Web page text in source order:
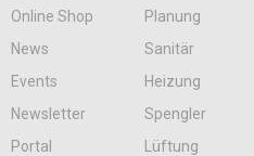
Online Shop
Planung
News
Sanitär
Events
Heizung
Newsletter
Spengler
Portal
Lüftung